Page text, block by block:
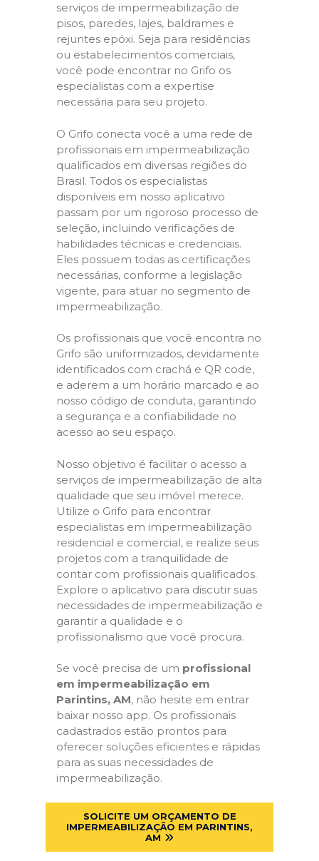
serviços de impermeabilização de
pisos, paredes, lajes, baldrames e
rejuntes epóxi. Seja para residências
ou estabelecimentos comerciais,
você pode encontrar no Grifo os
especialistas com a expertise
necessária para seu projeto.
O Grifo conecta você a uma rede de
profissionais em impermeabilização
qualificados em diversas regiões do
Brasil. Todos os especialistas
disponíveis em nosso aplicativo
passam por um rigoroso processo de
seleção, incluindo verificações de
habilidades técnicas e credenciais.
Eles possuem todas as certificações
necessárias, conforme a legislação
vigente, para atuar no segmento de
impermeabilização.
Os profissionais que você encontra no
Grifo são uniformizados, devidamente
identificados com crachá e QR code,
e aderem a um horário marcado e ao
nosso código de conduta, garantindo
a segurança e a confiabilidade no
acesso ao seu espaço.
Nosso objetivo é facilitar o acesso a
serviços de impermeabilização de alta
qualidade que seu imóvel merece.
Utilize o Grifo para encontrar
especialistas em impermeabilização
residencial e comercial, e realize seus
projetos com a tranquilidade de
contar com profissionais qualificados.
Explore o aplicativo para discutir suas
necessidades de impermeabilização e
garantir a qualidade e o
profissionalismo que você procura.
Se você precisa de um profissional
em impermeabilização em
Parintins, AM, não hesite em entrar
baixar nosso app. Os profissionais
cadastrados estão prontos para
oferecer soluções eficientes e rápidas
para as suas necessidades de
impermeabilização.
SOLICITE UM ORÇAMENTO DE
IMPERMEABILIZAÇÃO EM PARINTINS,
AM